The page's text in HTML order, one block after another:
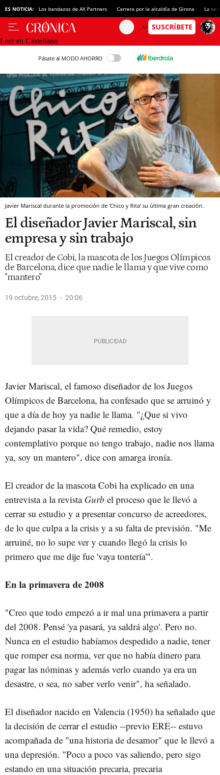
ES NOTICIA: Los bandazos de AX Partners Carrera por la alcaldía de Girona La
Leer en Castellano
Pásate al MODO AHORRO
Javier Mariscal durante la promoción de 'Chico y Rita' su última gran creación.
El diseñador Javier Mariscal, sin
empresa y sin trabajo
El creador de Cobi, la mascota de los Juegos Olímpicos
de Barcelona, dice que nadie le llama y que vive como
"mantero"
19 octubre, 2015 20:06
Javier Mariscal, el famoso diseñador de los Juegos
Olímpicos de Barcelona, ha confesado que se arruinó y
que a día de hoy ya nadie le llama. "¿Que si vivo
dejando pasar la vida? Qué remedio, estoy
contemplativo porque no tengo trabajo, nadie nos llama
ya, soy un mantero", dice con amarga ironía.
El creador de la mascota Cobi ha explicado en una
entrevista a la revista Gurb el proceso que le llevó a
cerrar su estudio y a presentar concurso de acreedores,
de lo que culpa a la crisis y a su falta de previsión. "Me
arruiné, no lo supe ver y cuando llegó la crisis lo
primero que me dije fue 'vaya tontería'".
En la primavera de 2008
"Creo que todo empezó a ir mal una primavera a partir
del 2008. Pensé 'ya pasará, ya saldrá algo'. Pero no.
Nunca en el estudio habíamos despedido a nadie, tener
que romper esa norma, ver que no había dinero para
pagar las nóminas y además verlo cuando ya era un
desastre, o sea, no saber verlo venir", ha señalado.
El diseñador nacido en Valencia (1950) ha señalado que
la decisión de cerrar el estudio --previo ERE-- estuvo
acompañada de "una historia de desamor" que le llevó a
una depresión. "Poco a poco vas saliendo, pero sigo
estando en una situación precaria, precaria